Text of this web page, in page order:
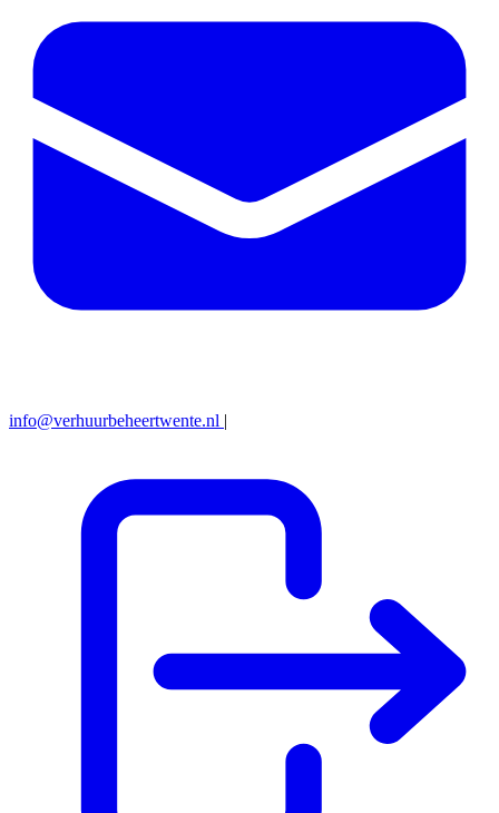
info@verhuurbeheertwente.nl |